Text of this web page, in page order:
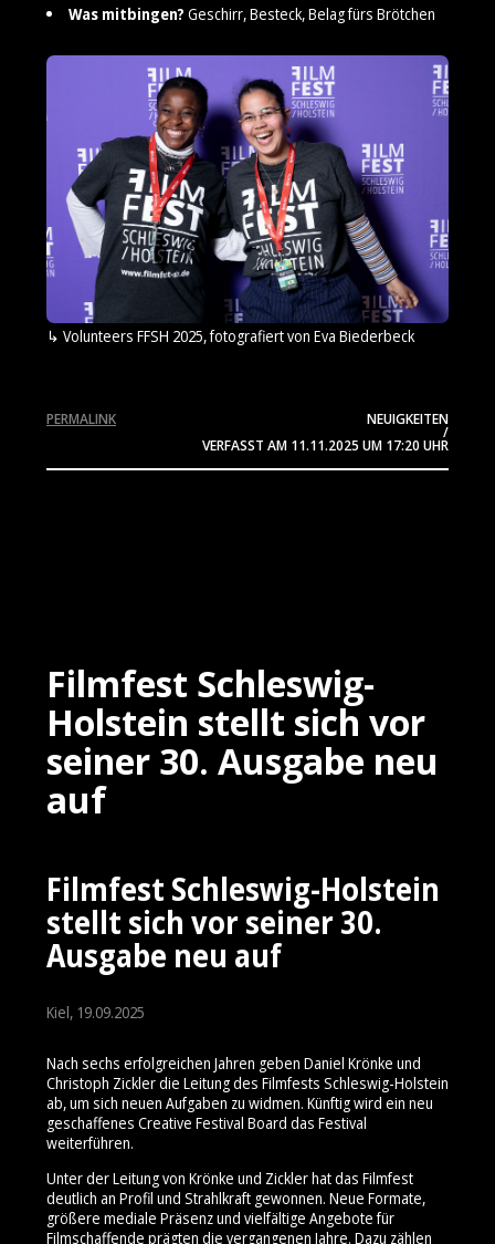
Was mitbingen? Geschirr, Besteck, Belag fürs Brötchen
Volunteers FFSH 2025, fotografiert von Eva Biederbeck
NEUIGKEITEN
/
VERFASST AM 11.11.2025 UM 17:20 UHR
PERMALINK
Filmfest Schleswig-
Holstein stellt sich vor
seiner 30. Ausgabe neu
auf
Filmfest Schleswig-Holstein
stellt sich vor seiner 30.
Ausgabe neu auf
Kiel, 19.09.2025
Nach sechs erfolgreichen Jahren geben Daniel Krönke und
Christoph Zickler die Leitung des Filmfests Schleswig-Holstein
ab, um sich neuen Aufgaben zu widmen. Künftig wird ein neu
geschaffenes Creative Festival Board das Festival
weiterführen.
Unter der Leitung von Krönke und Zickler hat das Filmfest
deutlich an Profil und Strahlkraft gewonnen. Neue Formate,
größere mediale Präsenz und vielfältige Angebote für
Filmschaffende prägten die vergangenen Jahre. Dazu zählen